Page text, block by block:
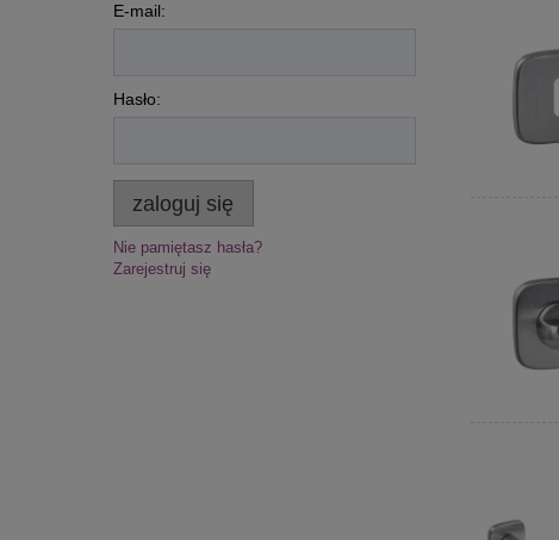
E-mail:
Hasło:
zaloguj się
Nie pamiętasz hasła?
Zarejestruj się